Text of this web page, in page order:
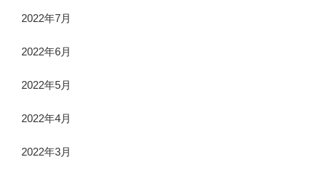
2022年7月
2022年6月
2022年5月
2022年4月
2022年3月